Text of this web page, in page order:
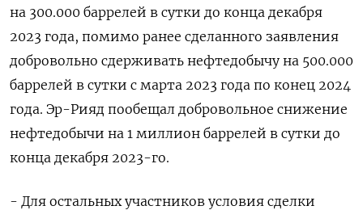
на 300.000 баррелей в сутки до конца декабря
2023 года, помимо ранее сделанного заявления
добровольно сдерживать нефтедобычу на 500.000
баррелей в сутки с марта ⁠2023 года по конец 2024
года. Эр-Рияд пообещал добровольное снижение
нефтедобычи на 1 миллион баррелей в сутки до
конца декабря 2023-го.
- Для остальных участников условия сделки